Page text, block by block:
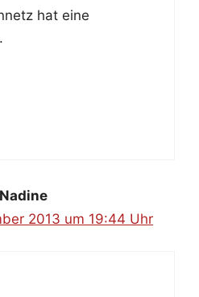
hat eine
2013 um 19:44 Uhr